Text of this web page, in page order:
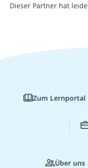
Dieser Partner hat
Zum Lernportal
Über uns